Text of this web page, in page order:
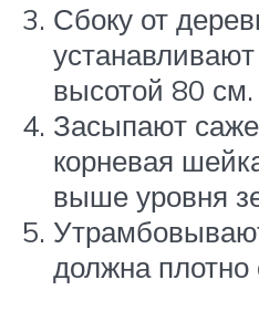
Сбоку от
высотой 80 см.
Засыпают
корневая
выше уровня
должна плотно